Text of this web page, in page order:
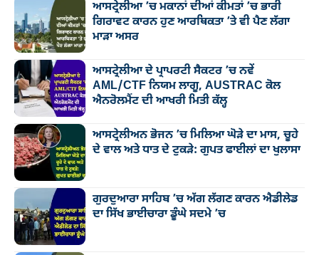
ਆਸਟ੍ਰੇਲੀਆ ’ਚ ਮਕਾਨਾਂ ਦੀਆਂ ਕੀਮਤਾਂ ’ਚ ਭਾਰੀ
ਗਿਰਾਵਟ ਕਾਰਨ ਹੁਣ ਆਰਥਿਕਤਾ ’ਤੇ ਵੀ ਪੈਣ ਲੱਗਾ
ਮਾੜਾ ਅਸਰ
ਆਸਟ੍ਰੇਲੀਆ ਦੇ ਪ੍ਰਾਪਰਟੀ ਸੈਕਟਰ ’ਚ ਨਵੇਂ
AML/CTF ਨਿਯਮ ਲਾਗੂ, AUSTRAC ਕੋਲ
ਐਨਰੋਲਮੈਂਟ ਦੀ ਆਖਰੀ ਮਿਤੀ ਕੱਲ੍ਹ
ਆਸਟ੍ਰੇਲੀਅਨ ਭੋਜਨ ’ਚ ਮਿਲਿਆ ਘੋੜੇ ਦਾ ਮਾਸ, ਚੂਹੇ
ਦੇ ਵਾਲ ਅਤੇ ਧਾਤ ਦੇ ਟੁਕੜੇ: ਗੁਪਤ ਫਾਈਲਾਂ ਦਾ ਖੁਲਾਸਾ
ਗੁਰਦੁਆਰਾ ਸਾਹਿਬ ’ਚ ਅੱਗ ਲੱਗਣ ਕਾਰਨ ਐਡੀਲੇਡ
ਦਾ ਸਿੱਖ ਭਾਈਚਾਰਾ ਡੂੰਘੇ ਸਦਮੇ ’ਚ